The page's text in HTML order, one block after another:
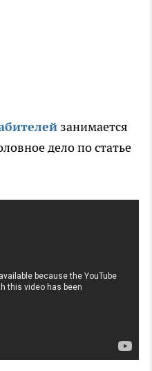
занимается
дело по статье